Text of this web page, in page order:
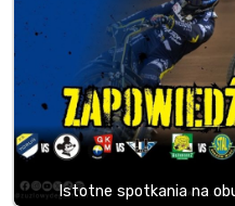
Istotne spotkania na